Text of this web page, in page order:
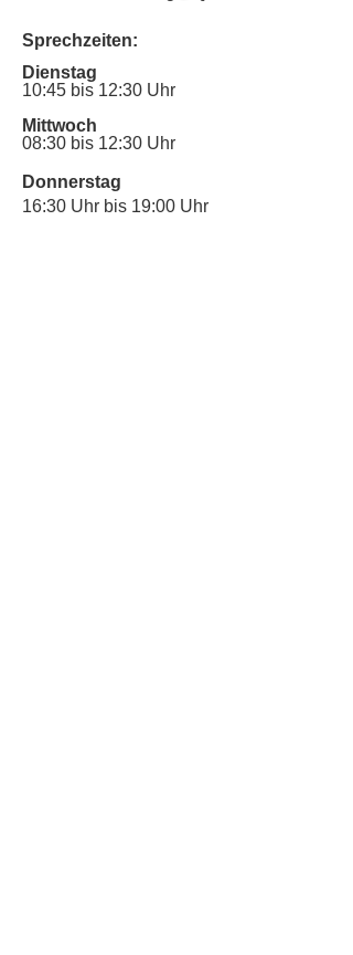
Sprechzeiten:
Dienstag
10:45 bis 12:30 Uhr
Mittwoch
08:30 bis 12:30 Uhr
Donnerstag
16:30 Uhr bis 19:00 Uhr